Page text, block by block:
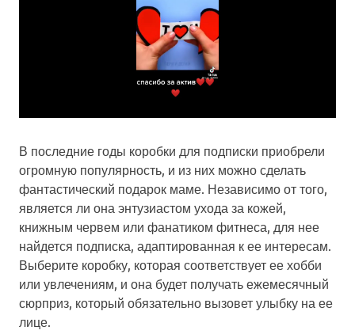
В последние годы коробки для подписки приобрели
огромную популярность, и из них можно сделать
фантастический подарок маме. Независимо от того,
является ли она энтузиастом ухода за кожей,
книжным червем или фанатиком фитнеса, для нее
найдется подписка, адаптированная к ее интересам.
Выберите коробку, которая соответствует ее хобби
или увлечениям, и она будет получать ежемесячный
сюрприз, который обязательно вызовет улыбку на ее
лице.